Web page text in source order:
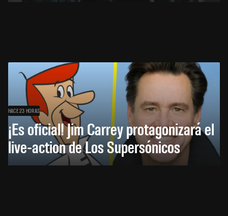
HACE 23 HORAS
¡Es oficial! Jim Carrey protagonizará el
live-action de Los Supersónicos